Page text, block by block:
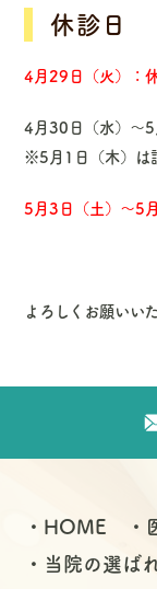
休診日
4月29日（火）：
4月30日（水）〜
※5月1日（木）は
5月3日（土）〜5
よろしくお願いいた
HOME
当院の選ば